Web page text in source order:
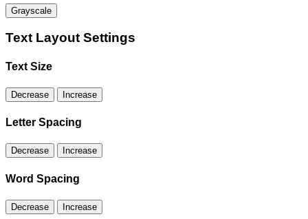
Grayscale
Text Layout Settings
Text Size
Decrease Increase
Letter Spacing
Decrease Increase
Word Spacing
Decrease Increase